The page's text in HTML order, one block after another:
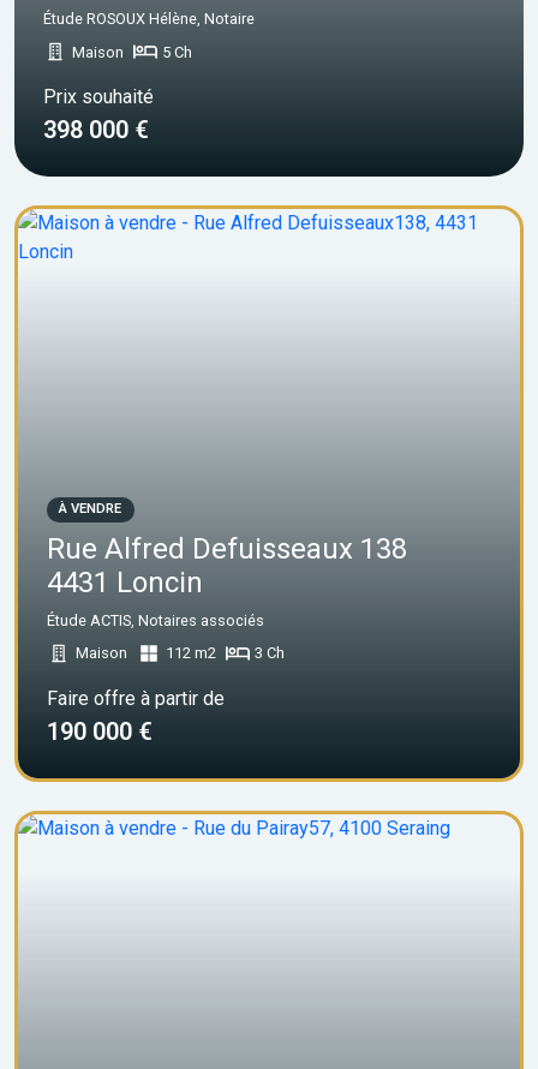
Étude ROSOUX Hélène, Notaire
Maison
5 Ch
Prix souhaité
398 000 €
À VENDRE
Rue Alfred Defuisseaux 138
4431 Loncin
Étude ACTIS, Notaires associés
Maison
112 m2 3 Ch
Faire offre à partir de
190 000 €